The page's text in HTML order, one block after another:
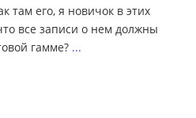
там его, я новичок в этих
все записи о нем должны
гамме? ...